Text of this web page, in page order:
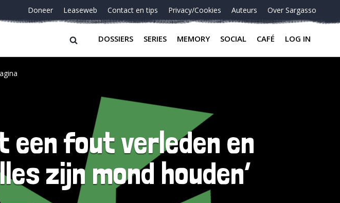
Doneer Leaseweb Contact en tips Privacy/Cookies Auteurs Over Sargasso
DOSSIERS SERIES MEMORY SOCIAL CAFÉ LOG IN
een fout verleden en
zijn mond houden’